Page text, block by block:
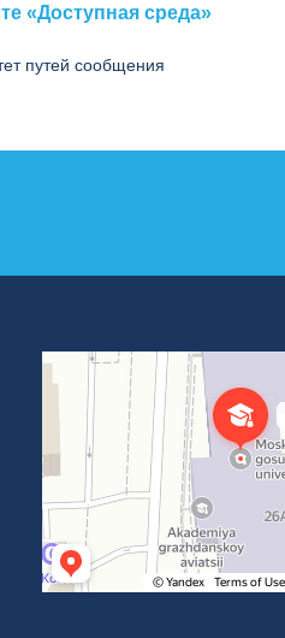
«Доступная среда»
путей сообщения
Институт международных
ВУЗ в Москве